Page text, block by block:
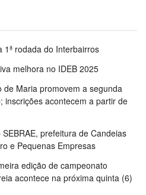
1ª rodada do Interbairros
melhora no IDEB 2025
de Maria promovem a segunda
inscrições acontecem a partir de
prefeitura de Candeias
e Pequenas Empresas
edição de campeonato
acontece na próxima quinta (6)